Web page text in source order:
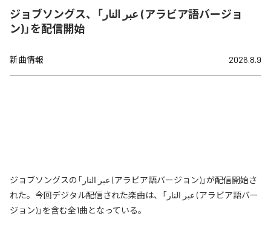
ジョブソングス、「عبر النار (アラビア語バージョ
ン)」を配信開始
新曲情報 2026.8.9
ジョブソングスの「عبر النار (アラビア語バージョン)」が配信開始さ
れた。今回デジタル配信された楽曲は、「عبر النار (アラビア語バー
ジョン)」を含む全1曲となっている。